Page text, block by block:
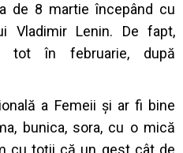
de 8 martie începând cu
Vladimir Lenin. De fapt,
tot în februarie, după
a Femeii și ar fi bine
bunica, sora, cu o mică
cu toții că un gest cât de